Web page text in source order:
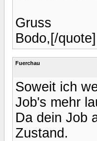
Gruss
Bodo,[/quote]
Fuerchau
Soweit ich
Job's mehr
Da dein Job
Zustand.